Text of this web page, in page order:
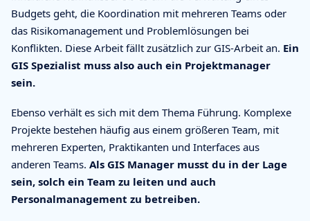
Budgets geht, die Koordination mit mehreren Teams oder
das Risikomanagement und Problemlösungen bei
Konflikten. Diese Arbeit fällt zusätzlich zur GIS-Arbeit an. Ein
GIS Spezialist muss also auch ein Projektmanager
sein.
Ebenso verhält es sich mit dem Thema Führung. Komplexe
Projekte bestehen häufig aus einem größeren Team, mit
mehreren Experten, Praktikanten und Interfaces aus
anderen Teams. Als GIS Manager musst du in der Lage
sein, solch ein Team zu leiten und auch
Personalmanagement zu betreiben.